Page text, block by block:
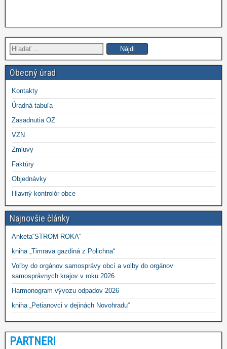
Hľadať:
Obecný úrad
Kontakty
Úradná tabuľa
Zasadnutia OZ
VZN
Zmluvy
Faktúry
Objednávky
Hlavný kontrolór obce
Najnovšie články
Anketa“STROM ROKA“
kniha „Timrava gazdiná z Polichna“
Voľby do orgánov samosprávy obcí a volby do orgánov
samosprávnych krajov v roku 2026
Harmonogram vývozu odpadov 2026
kniha „Petianovci v dejinách Novohradu“
PARTNERI